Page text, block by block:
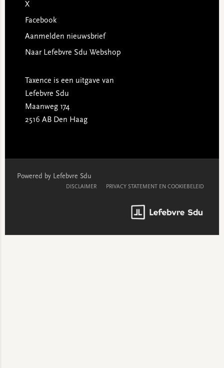
X
Facebook
Aanmelden nieuwsbrief
Naar Lefebvre Sdu Webshop
Taxence is een uitgave van
Lefebvre Sdu
Maanweg 174
2516 AB Den Haag
Powered by Lefebvre Sdu
DISCLAIMER PRIVACY STATEMENT EN COOKIEBELEID